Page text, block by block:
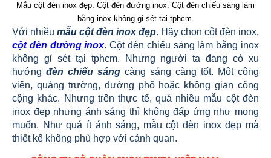
Mẫu cột đèn inox đẹp. Cột đèn đường inox. Cột đèn chiếu sáng làm
bằng inox không gỉ sét tại tphcm.
Với nhiều mẫu cột đèn inox đẹp. Hãy chọn cột đèn inox,
cột đèn đường inox. Cột đèn chiếu sáng làm bằng inox
không gỉ sét tại tphcm. Nhưng người ta đang có xu
hướng đèn chiếu sáng càng sáng càng tốt. Một công
viên, quảng trường, đường phố hoặc không gian công
cộng khác. Nhưng trên thực tế, quá nhiều mẫu cột đèn
inox đẹp nhưng ánh sáng thì không đáp ứng như mong
muốn. Như quá ít ánh sáng, mẫu cột đèn inox đẹp mà
thiết kế không phù hợp với cảnh quan.